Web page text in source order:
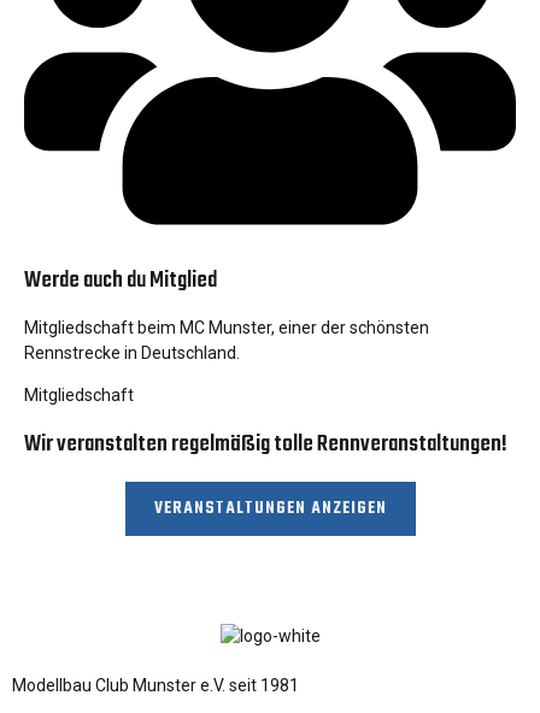
Werde auch du Mitglied
Mitgliedschaft beim MC Munster, einer der schönsten
Rennstrecke in Deutschland.
Mitgliedschaft
Wir veranstalten regelmäßig tolle Rennveranstaltungen!
VERANSTALTUNGEN ANZEIGEN
Modellbau Club Munster e.V. seit 1981